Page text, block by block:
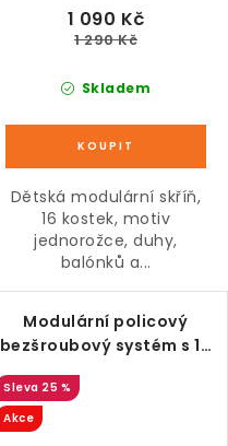
Skladem
1 090 Kč
1 290 Kč
Dětská modulární skříň,
16 kostek, motiv
jednorožce, duhy,
balónků a...
Modulární policový
bezšroubový systém s 16
mléčný
25 %
Akce